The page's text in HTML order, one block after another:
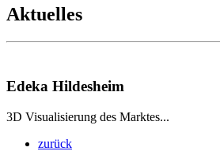
Aktuelles
Edeka Hildesheim
3D Visualisierung des Marktes...
zurück